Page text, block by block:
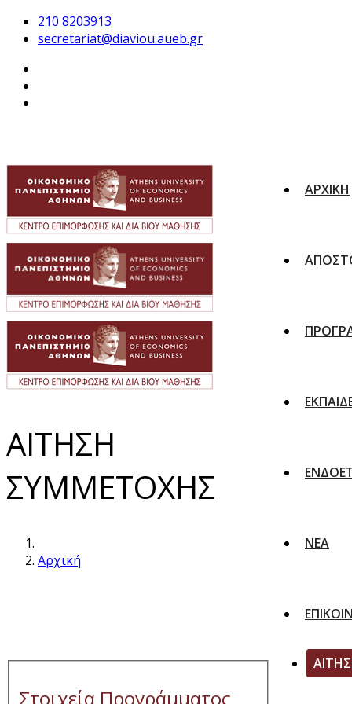
210 8203913
secretariat@diaviou.aueb.gr
ΑΡΧΙΚΗ
ΝΕΑ
ΑΙΤΗΣΗ
ΣΥΜΜΕΤΟΧΗΣ
Αρχική
Στοιχεία Προγράμματος